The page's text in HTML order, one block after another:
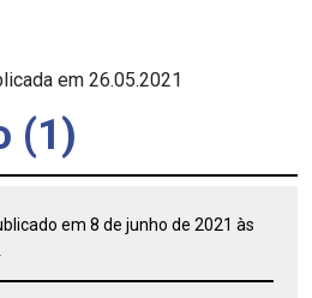
em 26.05.2021
(1)
em 8 de junho de 2021 às